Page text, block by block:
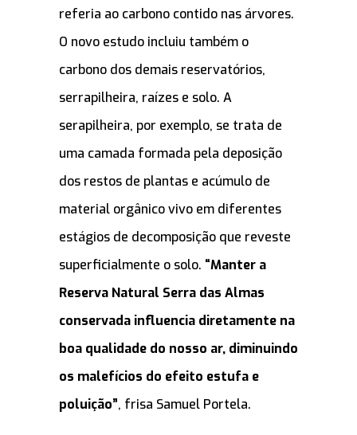
referia ao carbono contido nas árvores.
O novo estudo incluiu também o
carbono dos demais reservatórios,
serrapilheira, raízes e solo. A
serapilheira, por exemplo, se trata de
uma camada formada pela deposição
dos restos de plantas e acúmulo de
material orgânico vivo em diferentes
estágios de decomposição que reveste
superficialmente o solo. “Manter a
Reserva Natural Serra das Almas
conservada influencia diretamente na
boa qualidade do nosso ar, diminuindo
os malefícios do efeito estufa e
poluição”, frisa Samuel Portela.